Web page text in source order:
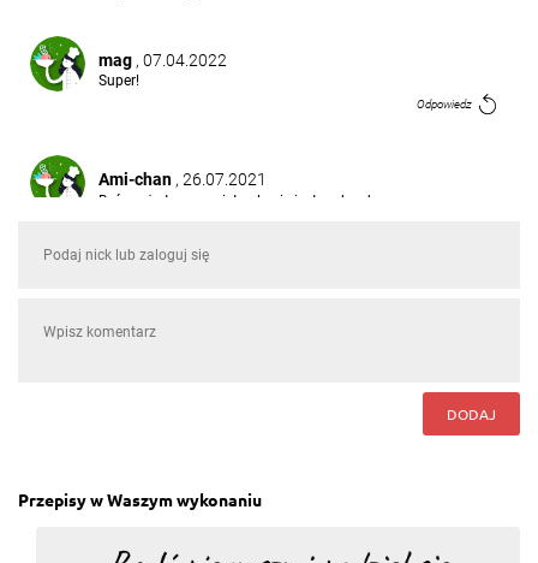
mag , 07.04.2022
Super!
Odpowiedz
Ami-chan , 26.07.2021
Być może to oczywiste ale nie jestem bardzo
OdpowiedzDODAJ
Przepisy w Waszym wykonaniu